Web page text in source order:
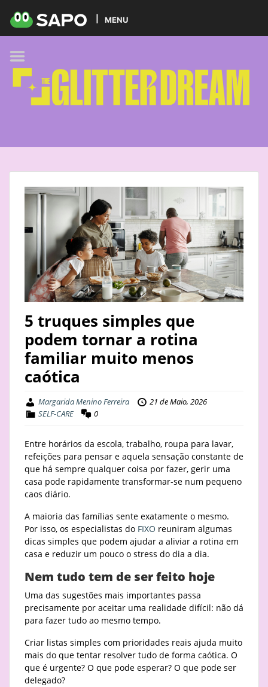
MENU
5 truques simples que
podem tornar a rotina
familiar muito menos
caótica
Margarida Menino Ferreira
21 de Maio, 2026
SELF-CARE
0
Entre horários da escola, trabalho, roupa para lavar,
refeições para pensar e aquela sensação constante de
que há sempre qualquer coisa por fazer, gerir uma
casa pode rapidamente transformar-se num pequeno
caos diário.
A maioria das famílias sente exatamente o mesmo.
Por isso, os especialistas do FIXO reuniram algumas
dicas simples que podem ajudar a aliviar a rotina em
casa e reduzir um pouco o stress do dia a dia.
Nem tudo tem de ser feito hoje
Uma das sugestões mais importantes passa
precisamente por aceitar uma realidade difícil: não dá
para fazer tudo ao mesmo tempo.
Criar listas simples com prioridades reais ajuda muito
mais do que tentar resolver tudo de forma caótica. O
que é urgente? O que pode esperar? O que pode ser
delegado?
HOME
PODCAST
GLITTER BRANDS
KIDS
TREND
BEAUTY
MUSIC
STAY
BUSINESS
ABOUT